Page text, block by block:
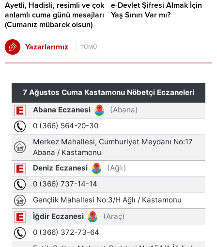
Ayetli, Hadisli, resimli ve çok
anlamlı cuma günü mesajları
(Cumanız mübarek olsun)
e-Devlet Şifresi Almak İçin
Yaş Sınırı Var mı?
Yazarlarımız TÜMÜ